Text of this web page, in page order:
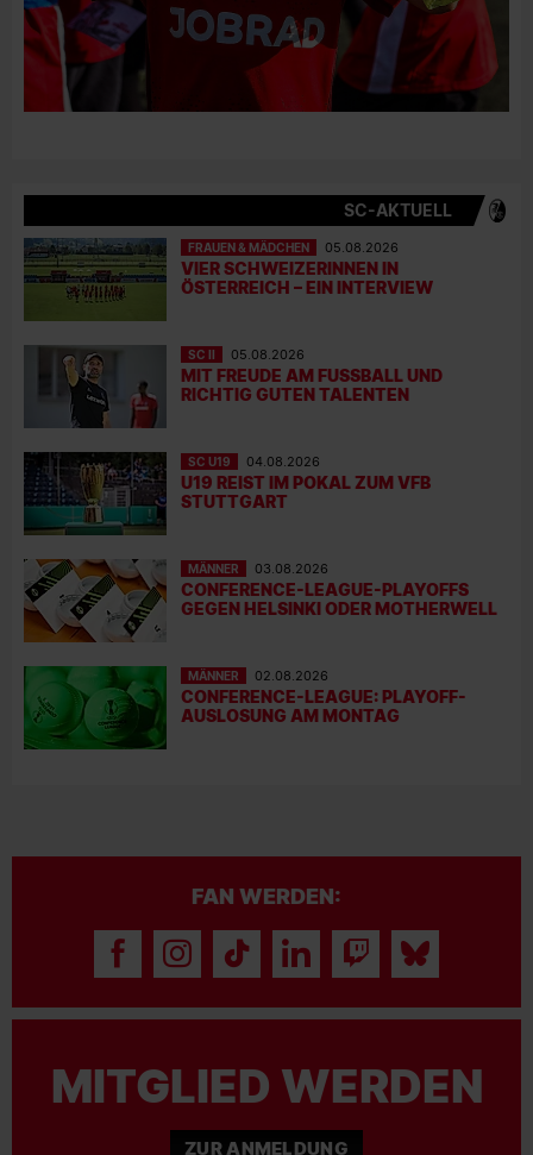
SC-AKTUELL
FRAUEN & MÄDCHEN 05.08.2026
VIER SCHWEIZERINNEN IN
ÖSTERREICH – EIN INTERVIEW
SC II 05.08.2026
MIT FREUDE AM FUSSBALL UND R
ICHTIG GUTEN TALENTEN
SC U19 04.08.2026
U19 REIST IM POKAL ZUM VFB
STUTTGART
MÄNNER 03.08.2026
CONFERENCE-LEAGUE-PLAYOFFS
GEGEN HELSINKI ODER MOTHERWELL
MÄNNER 02.08.2026
CONFERENCE-LEAGUE: PLAYOFF-
AUSLOSUNG AM MONTAG
FAN WERDEN:
MITGLIED WERDEN
ZUR ANMELDUNG